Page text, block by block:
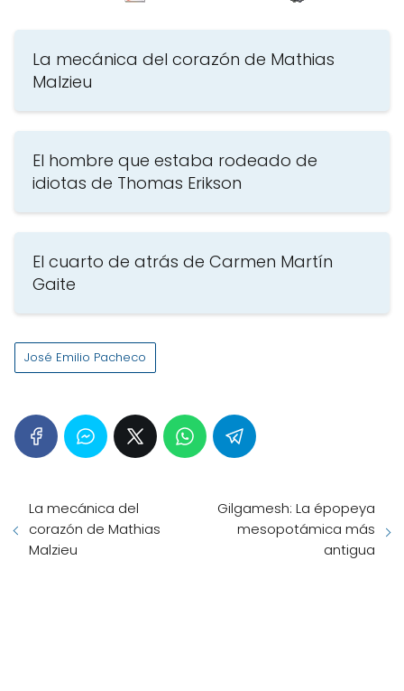
La mecánica del corazón de Mathias
Malzieu
El hombre que estaba rodeado de
idiotas de Thomas Erikson
El cuarto de atrás de Carmen Martín
Gaite
José Emilio Pacheco
La mecánica del
corazón de Mathias
Malzieu
Gilgamesh: La épopeya
mesopotámica más
antigua